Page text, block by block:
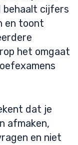
behaalt cijfers
en toont
het omgaat
dat je
afmaken,
en niet